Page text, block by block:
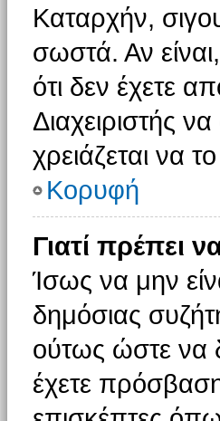
Καταρχήν,
σωστά. Αν
ότι δεν έχετε
Διαχειριστής
χρειάζεται να το
Κορυφή
Γιατί πρέπει
Ίσως να μην
δημόσιας
ούτως ώστε να
έχετε